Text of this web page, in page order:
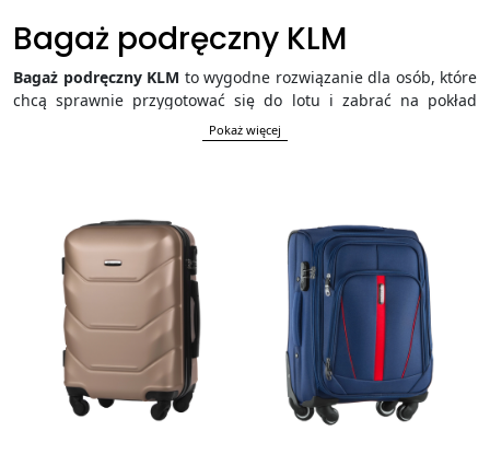
Bagaż podręczny KLM
Bagaż podręczny KLM to wygodne rozwiązanie dla osób, które
chcą sprawnie przygotować się do lotu i zabrać na pokład
najważniejsze rzeczy. Dobrze dobrana walizka kabinowa, torba
lub plecak pozwala wykorzystać dostępną przestrzeń,
bagaż podręczny do KLM, który sprawdzi się podczas podróży
służbowej, krótkiego city breaku oraz wakacyjnego wyjazdu.
Pokaż więcej